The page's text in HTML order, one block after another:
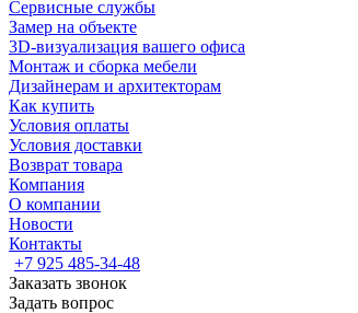
Сервисные службы
Замер на объекте
3D-визуализация вашего офиса
Монтаж и сборка мебели
Дизайнерам и архитекторам
Как купить
Условия оплаты
Условия доставки
Возврат товара
Компания
О компании
Новости
Контакты
+7 925 485-34-48
Заказать звонок
Задать вопрос